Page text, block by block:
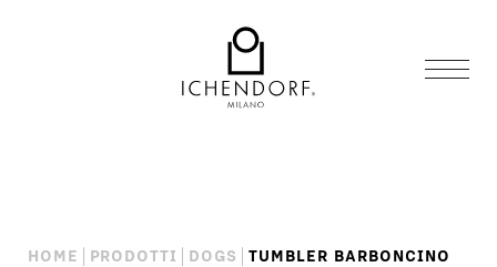
HOME PRODOTTI DOGS TUMBLER BARBONCINO